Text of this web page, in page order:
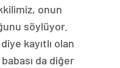
onun
söylüyor.
kayıtlı olan
da diğer